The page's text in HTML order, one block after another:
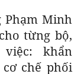
Minh
từng bộ,
khẩn
chế phối